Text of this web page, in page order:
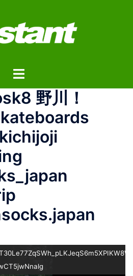
ト
ル
メ
ニ
ュ
野川！